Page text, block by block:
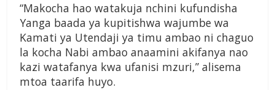
“Makocha hao watakuja nchini kufundisha
Yanga baada ya kupitishwa wajumbe wa
Kamati ya Utendaji ya timu ambao ni chaguo
la kocha Nabi ambao anaamini akifanya nao
kazi watafanya kwa ufanisi mzuri,” alisema
mtoa taarifa huyo.